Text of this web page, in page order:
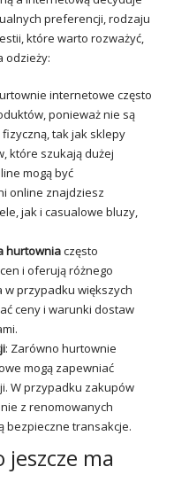
preferencji, rodzaju
które warto rozważyć,
odzieży:
internetowe często
ponieważ nie są
tak jak sklepy
które szukają dużej
mogą być
online znajdziesz
jak i casualowe bluzy,
hurtowniaczęsto
i oferują różnego
w przypadku większych
ceny i warunki dostaw
: Zarówno hurtownie
mogą zapewniać
W przypadku zakupów
z renomowanych
bezpieczne transakcje.
ma